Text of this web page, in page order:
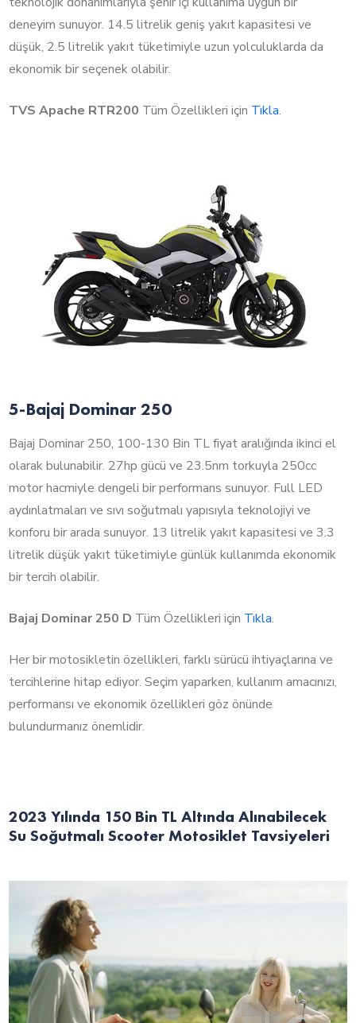
deneyim sunuyor. 14.5 litrelik geniş yakıt kapasitesi ve
düşük, 2.5 litrelik yakıt tüketimiyle uzun yolculuklarda da
ekonomik bir seçenek olabilir.
TVS Apache RTR200 Tüm Özellikleri için Tıkla.
5-Bajaj Dominar 250
Bajaj Dominar 250, 100-130 Bin TL fiyat aralığında ikinci el
olarak bulunabilir. 27hp gücü ve 23.5nm torkuyla 250cc
motor hacmiyle dengeli bir performans sunuyor. Full LED
aydınlatmaları ve sıvı soğutmalı yapısıyla teknolojiyi ve
konforu bir arada sunuyor. 13 litrelik yakıt kapasitesi ve 3.3
litrelik düşük yakıt tüketimiyle günlük kullanımda ekonomik
bir tercih olabilir.
Bajaj Dominar 250 D Tüm Özellikleri için Tıkla.
Her bir motosikletin özellikleri, farklı sürücü ihtiyaçlarına ve
tercihlerine hitap ediyor. Seçim yaparken, kullanım amacınızı,
performansı ve ekonomik özellikleri göz önünde
bulundurmanız önemlidir.
2023 Yılında 150 Bin TL Altında Alınabilecek
Su Soğutmalı Scooter Motosiklet Tavsiyeleri